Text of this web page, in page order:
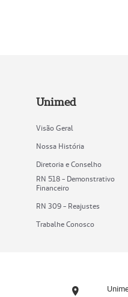
Unimed
Visão Geral
Nossa História
Diretoria e Conselho
RN 518 - Demonstrativo
Financeiro
RN 309 - Reajustes
Trabalhe Conosco